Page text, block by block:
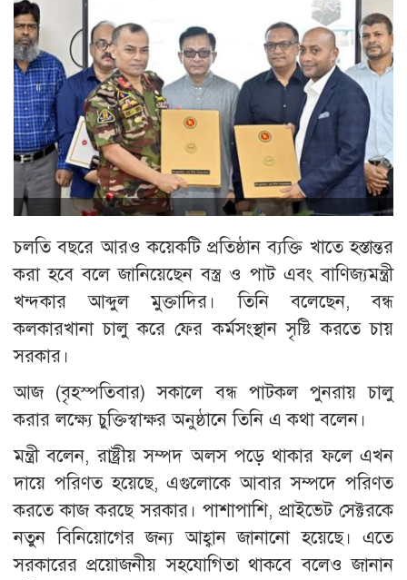
চলতি বছরে আরও কয়েকটি প্রতিষ্ঠান ব্যক্তি খাতে হস্তান্তর
করা হবে বলে জানিয়েছেন বস্ত্র ও পাট এবং বাণিজ্যমন্ত্রী
খন্দকার আব্দুল মুক্তাদির। তিনি বলেছেন, বন্ধ
কলকারখানা চালু করে ফের কর্মসংস্থান সৃষ্টি করতে চায়
সরকার।
আজ (বৃহস্পতিবার) সকালে বন্ধ পাটকল পুনরায় চালু
করার লক্ষ্যে চুক্তিস্বাক্ষর অনুষ্ঠানে তিনি এ কথা বলেন।
মন্ত্রী বলেন, রাষ্ট্রীয় সম্পদ অলস পড়ে থাকার ফলে এখন
দায়ে পরিণত হয়েছে, এগুলোকে আবার সম্পদে পরিণত
করতে কাজ করছে সরকার। পাশাপাশি, প্রাইভেট সেক্টরকে
নতুন বিনিয়োগের জন্য আহ্বান জানানো হয়েছে। এতে
সরকারের প্রয়োজনীয় সহযোগিতা থাকবে বলেও জানান